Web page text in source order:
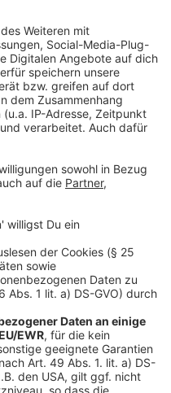
Consent
Platform
Frauen
tun? Verônica stößt bei
Dating-Website-
über eine Dating-
trägt ein dunkles